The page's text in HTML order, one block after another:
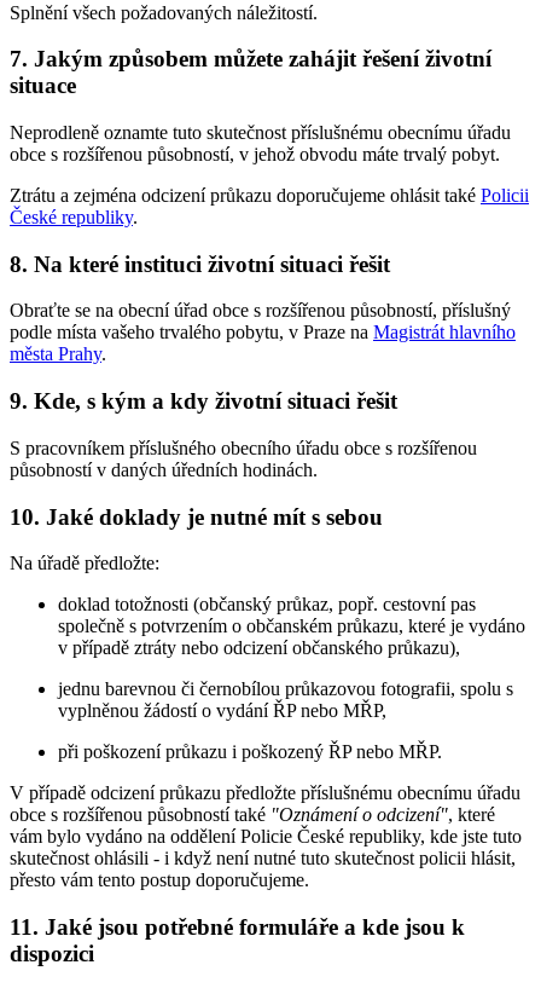
Splnění všech požadovaných náležitostí.
7. Jakým způsobem můžete zahájit řešení životní
situace
Neprodleně oznamte tuto skutečnost příslušnému obecnímu úřadu
obce s rozšířenou působností, v jehož obvodu máte trvalý pobyt.
Ztrátu a zejména odcizení průkazu doporučujeme ohlásit také Policii
České republiky.
8. Na které instituci životní situaci řešit
Obraťte se na obecní úřad obce s rozšířenou působností, příslušný
podle místa vašeho trvalého pobytu, v Praze na Magistrát hlavního
města Prahy.
9. Kde, s kým a kdy životní situaci řešit
S pracovníkem příslušného obecního úřadu obce s rozšířenou
působností v daných úředních hodinách.
10. Jaké doklady je nutné mít s sebou
Na úřadě předložte:
doklad totožnosti (občanský průkaz, popř. cestovní pas
společně s potvrzením o občanském průkazu, které je vydáno
v případě ztráty nebo odcizení občanského průkazu),
jednu barevnou či černobílou průkazovou fotografii, spolu s
vyplněnou žádostí o vydání ŘP nebo MŘP,
při poškození průkazu i poškozený ŘP nebo MŘP.
V případě odcizení průkazu předložte příslušnému obecnímu úřadu
obce s rozšířenou působností také "Oznámení o odcizení", které
vám bylo vydáno na oddělení Policie České republiky, kde jste tuto
skutečnost ohlásili - i když není nutné tuto skutečnost policii hlásit,
přesto vám tento postup doporučujeme.
11. Jaké jsou potřebné formuláře a kde jsou k
dispozici